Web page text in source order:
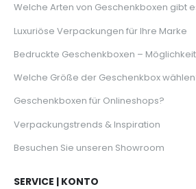
Welche Arten von Geschenkboxen gibt
Luxuriöse Verpackungen für Ihre Marke
Bedruckte Geschenkboxen –
Welche Größe der Geschenkbox
Geschenkboxen für Onlineshops?
Verpackungstrends & Inspiration
Besuchen Sie unseren Showroom
SERVICE | KONTO